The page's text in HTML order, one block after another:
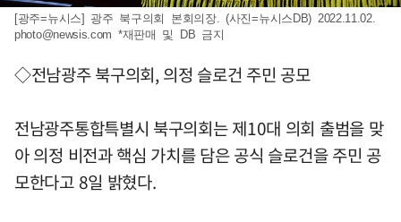
[광주=뉴시스] 광주 북구의회 본회의장. (사진=뉴시스DB) 2022.11.02.
photo@newsis.com *재판매 및 DB 금지
◇전남광주 북구의회, 의정 슬로건 주민 공모
전남광주통합특별시 북구의회는 제10대 의회 출범을 맞
아 의정 비전과 핵심 가치를 담은 공식 슬로건을 주민 공
모한다고 8일 밝혔다.